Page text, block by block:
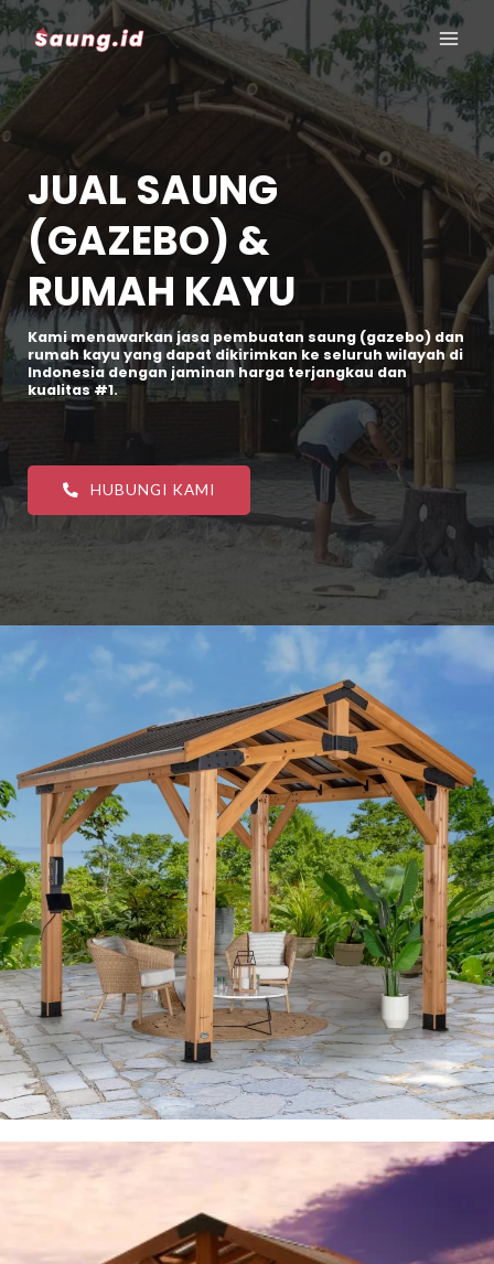
JUAL SAUNG
(GAZEBO) &
RUMAH KAYU
Kami menawarkan jasa pembuatan saung (gazebo) dan
rumah kayu yang dapat dikirimkan ke seluruh wilayah di
Indonesia dengan jaminan harga terjangkau dan
kualitas #1.
HUBUNGI KAMI